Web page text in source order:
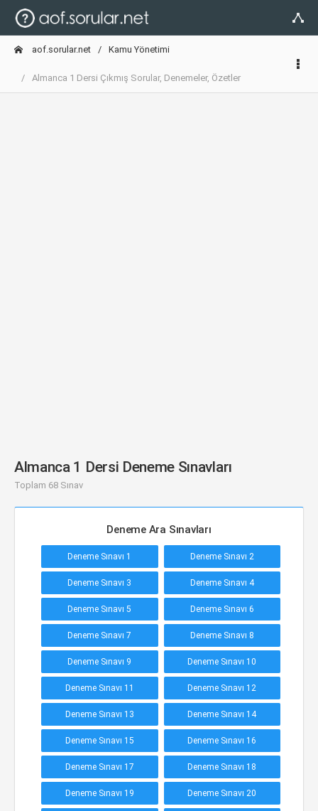
aof.sorular.net Kamu Yönetimi
Almanca 1 Dersi Çıkmış Sorular, Denemeler, Özetler
Almanca 1 Dersi Deneme Sınavları
Toplam 68 Sınav
Deneme Ara Sınavları
Deneme Sınavı 1 Deneme Sınavı 2
Deneme Sınavı 3 Deneme Sınavı 4
Deneme Sınavı 5 Deneme Sınavı 6
Deneme Sınavı 7 Deneme Sınavı 8
Deneme Sınavı 9 Deneme Sınavı 10
Deneme Sınavı 11 Deneme Sınavı 12
Deneme Sınavı 13 Deneme Sınavı 14
Deneme Sınavı 15 Deneme Sınavı 16
Deneme Sınavı 17 Deneme Sınavı 18
Deneme Sınavı 19 Deneme Sınavı 20